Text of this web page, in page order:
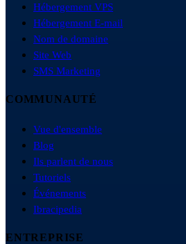
Hébergement VPS
Hébergement E-mail
Nom de domaine
Site Web
SMS Marketing
COMMUNAUTÉ
Vue d'ensemble
Blog
Ils parlent de nous
Tutoriels
Événements
Ibracipedia
ENTREPRISE